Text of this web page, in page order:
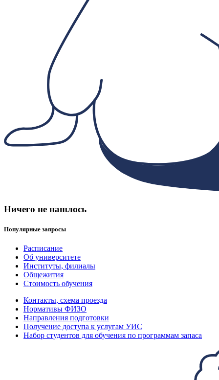
Ничего не нашлось
Популярные запросы
Расписание
Об университете
Институты, филиалы
Общежития
Стоимость обучения
Контакты, схема проезда
Нормативы ФИЗО
Направления подготовки
Получение доступа к услугам УИС
Набор студентов для обучения по программам запаса